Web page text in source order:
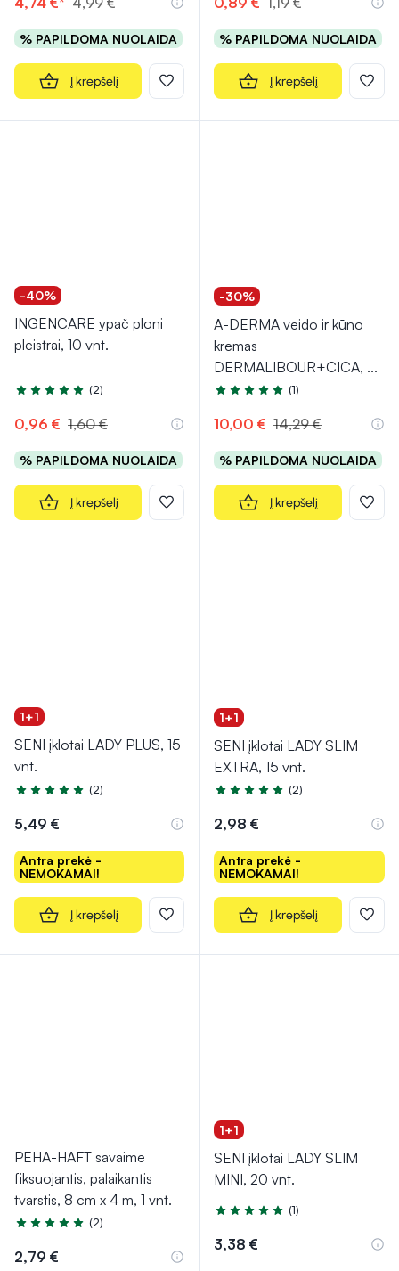
% PAPILDOMA NUOLAIDA
Į krepšelį
% PAPILDOMA NUOLAIDA
Į krepšelį
-40%
INGENCARE ypač ploni
pleistrai, 10 vnt.
Įvertinimas 5.0 iš 5
(2)
0,96 € 1,60 €
% PAPILDOMA NUOLAIDA
Į krepšelį
-30%
A-DERMA veido ir kūno
kremas
DERMALIBOUR+CICA, ...
Įvertinimas 5.0 iš 5
(1)
10,00 € 14,29 €
% PAPILDOMA NUOLAIDA
Į krepšelį
1+1
SENI įklotai LADY PLUS, 15
vnt.
Įvertinimas 4.5 iš 5
(2)
5,49 €
Antra prekė -
NEMOKAMAI!
Į krepšelį
1+1
SENI įklotai LADY SLIM
EXTRA, 15 vnt.
Įvertinimas 5.0 iš 5
(2)
2,98 €
Antra prekė -
NEMOKAMAI!
Į krepšelį
PEHA-HAFT savaime
fiksuojantis, palaikantis
tvarstis, 8 cm x 4 m, 1 vnt.
Įvertinimas 5.0 iš 5
(2)
2,79 €
1+1
SENI įklotai LADY SLIM
MINI, 20 vnt.
Įvertinimas 5.0 iš 5
(1)
3,38 €